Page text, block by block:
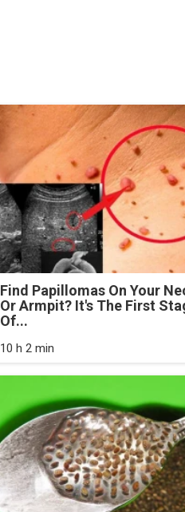
Find Papillomas On Your
Or Armpit? It's The First
Of...
10 h 2 min